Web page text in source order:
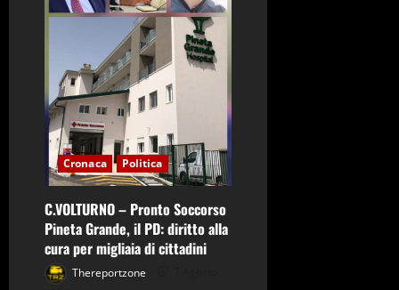
Cronaca Politica
C.VOLTURNO – Pronto Soccorso
Pineta Grande, il PD: diritto alla
cura per migliaia di cittadini
Thereportzone